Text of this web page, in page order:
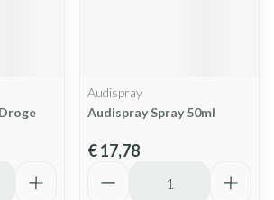
Audispray
Audispray Spray 50ml
€ 17,78